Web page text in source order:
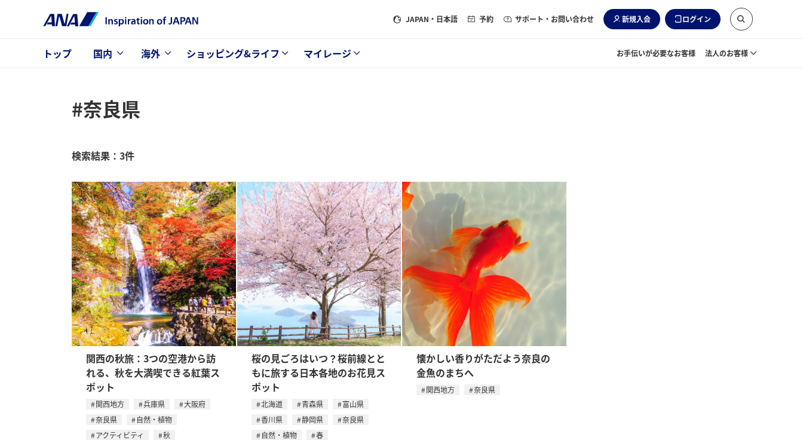
JAPAN ・日本語 予約 サポート・お問い合わせ 新規入会 ログイン
トップ 国内 海外 ショッピング&ライフ マイレージ お手伝いが必要なお客様 法人のお客様
#奈良県
検索結果：3件
関西の秋旅：3つの空港から訪
れる、秋を大満喫できる紅葉ス
ポット
関西地方 兵庫県
大阪府
奈良県
自然・植物
アクティビティ
秋
桜の見ごろはいつ？桜前線とと
もに旅する日本各地のお花見ス
ポット
北海道 青森県
富山県
香川県
静岡県
奈良県
自然・植物
春
懐かしい香りがただよう奈良の
金魚のまちへ
関西地方 奈良県